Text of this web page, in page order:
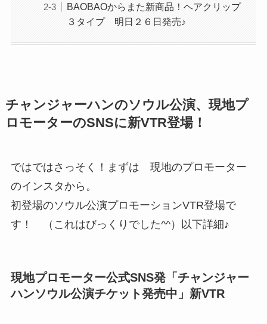
BAOBAOからまた新商品！ヘアクリップ
３タイプ 明日２６日発売♪
チャンジャーハンのソウル公演、現地プ
ロモーターのSNSに新VTR登場！
ではではさっそく！まずは 現地のプロモーター
のインスタから。
初登場のソウル公演プロモーションVTR登場で
す！ （これはびっくりでした^^）以下詳細♪
現地プロモーター公式SNS発「チャンジャー
ハンソウル公演チケット発売中」新VTR